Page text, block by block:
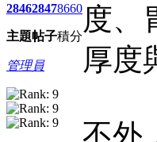
2846
主題
2847
帖子
8660
積分
管理員
度、
厚度
不外